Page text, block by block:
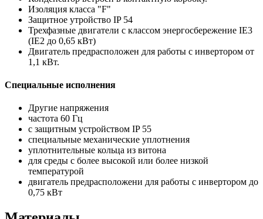
Изоляция класса "F"
Защитное утройство IP 54
Трехфазные двигатели с классом энергосбережение IE3
(IE2 до 0,65 кВт)
Двигатель предрасположен для работы с инвертором от
1,1 кВт.
Специальные исполнения
Другие напряжения
частота 60 Гц
с защитным устройством IP 55
специальные механические уплотнения
уплотнительные кольца из витона
для среды с более высокой или более низкой
температурой
двигатель предрасположени для работы с инвертором до
0,75 кВт